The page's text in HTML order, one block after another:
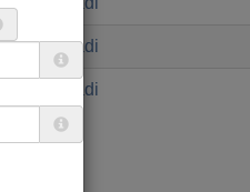
Euskadi
Euskadi